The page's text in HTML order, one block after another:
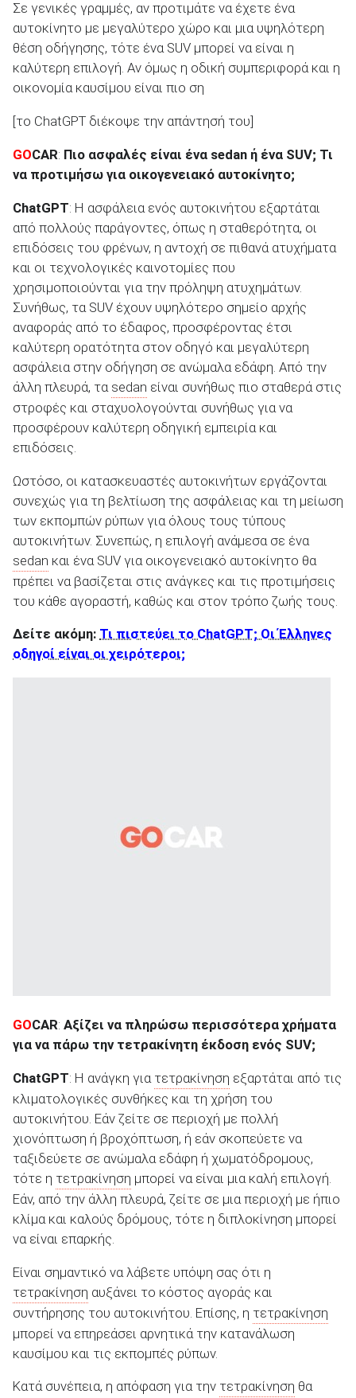
Σε γενικές γραμμές, αν προτιμάτε να έχετε ένα
αυτοκίνητο με μεγαλύτερο χώρο και μια υψηλότερη
θέση οδήγησης, τότε ένα SUV μπορεί να είναι η
καλύτερη επιλογή. Αν όμως η οδική συμπεριφορά και η
οικονομία καυσίμου είναι πιο ση
[το ChatGPT διέκοψε την απάντησή του]
GOCAR: Πιο ασφαλές είναι ένα sedan ή ένα SUV; Τι
να προτιμήσω για οικογενειακό αυτοκίνητο;
ChatGPT: Η ασφάλεια ενός αυτοκινήτου εξαρτάται
από πολλούς παράγοντες, όπως η σταθερότητα, οι
επιδόσεις του φρένων, η αντοχή σε πιθανά ατυχήματα
και οι τεχνολογικές καινοτομίες που
χρησιμοποιούνται για την πρόληψη ατυχημάτων.
Συνήθως, τα SUV έχουν υψηλότερο σημείο αρχής
αναφοράς από το έδαφος, προσφέροντας έτσι
καλύτερη ορατότητα στον οδηγό και μεγαλύτερη
ασφάλεια στην οδήγηση σε ανώμαλα εδάφη. Από την
άλλη πλευρά, τα sedan είναι συνήθως πιο σταθερά στις
στροφές και σταχυολογούνται συνήθως για να
προσφέρουν καλύτερη οδηγική εμπειρία και
επιδόσεις.
Ωστόσο, οι κατασκευαστές αυτοκινήτων εργάζονται
συνεχώς για τη βελτίωση της ασφάλειας και τη μείωση
των εκπομπών ρύπων για όλους τους τύπους
αυτοκινήτων. Συνεπώς, η επιλογή ανάμεσα σε ένα
sedan και ένα SUV για οικογενειακό αυτοκίνητο θα
πρέπει να βασίζεται στις ανάγκες και τις προτιμήσεις
του κάθε αγοραστή, καθώς και στον τρόπο ζωής τους.
Δείτε ακόμη: Τι πιστεύει το ChatGPT; Οι Έλληνες
οδηγοί είναι οι χειρότεροι;
GOCAR: Αξίζει να πληρώσω περισσότερα χρήματα
για να πάρω την τετρακίνητη έκδοση ενός SUV;
ChatGPT: Η ανάγκη για τετρακίνηση εξαρτάται από τις
κλιματολογικές συνθήκες και τη χρήση του
αυτοκινήτου. Εάν ζείτε σε περιοχή με πολλή
χιονόπτωση ή βροχόπτωση, ή εάν σκοπεύετε να
ταξιδεύετε σε ανώμαλα εδάφη ή χωματόδρομους,
τότε η τετρακίνηση μπορεί να είναι μια καλή επιλογή.
Εάν, από την άλλη πλευρά, ζείτε σε μια περιοχή με ήπιο
κλίμα και καλούς δρόμους, τότε η διπλοκίνηση μπορεί
να είναι επαρκής.
Είναι σημαντικό να λάβετε υπόψη σας ότι η
τετρακίνηση αυξάνει το κόστος αγοράς και
συντήρησης του αυτοκινήτου. Επίσης, η τετρακίνηση
μπορεί να επηρεάσει αρνητικά την κατανάλωση
καυσίμου και τις εκπομπές ρύπων.
Κατά συνέπεια, η απόφαση για την τετρακίνηση θα